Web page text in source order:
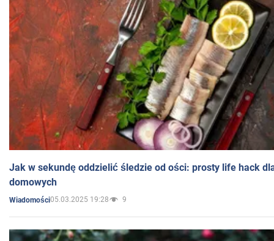
Jak w sekundę oddzielić śledzie od ości: prosty life hack
domowych
Wiadomości05.03.2025 19:28 9